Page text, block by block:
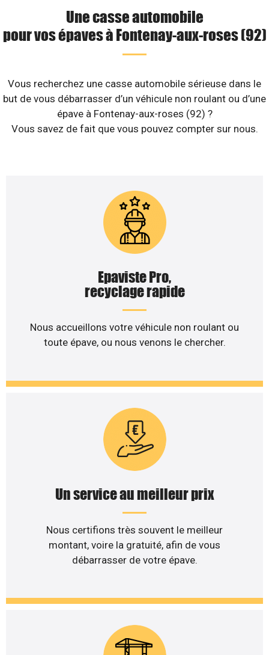
Une casse automobile
pour vos épaves à Fontenay-aux-roses (92)
Vous recherchez une casse automobile sérieuse dans le
but de vous débarrasser d’un véhicule non roulant ou d’une
épave à Fontenay-aux-roses (92) ?
Vous savez de fait que vous pouvez compter sur nous.
Epaviste Pro,
recyclage rapide
Nous accueillons votre véhicule non roulant ou
toute épave, ou nous venons le chercher.
Un service au meilleur prix
Nous certifions très souvent le meilleur
montant, voire la gratuité, afin de vous
débarrasser de votre épave.